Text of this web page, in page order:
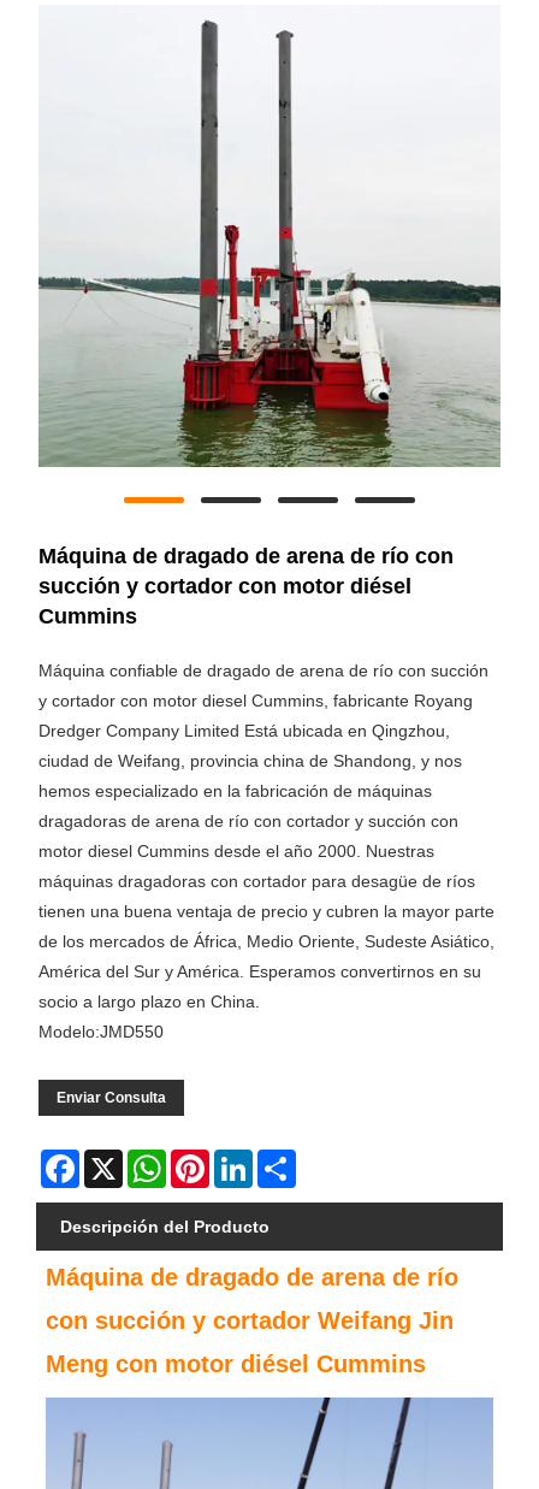
Máquina de dragado de arena de río con
succión y cortador con motor diésel
Cummins
Máquina confiable de dragado de arena de río con succión
y cortador con motor diesel Cummins, fabricante Royang
Dredger Company Limited Está ubicada en Qingzhou,
ciudad de Weifang, provincia china de Shandong, y nos
hemos especializado en la fabricación de máquinas
dragadoras de arena de río con cortador y succión con
motor diesel Cummins desde el año 2000. Nuestras
máquinas dragadoras con cortador para desagüe de ríos
tienen una buena ventaja de precio y cubren la mayor parte
de los mercados de África, Medio Oriente, Sudeste Asiático,
América del Sur y América. Esperamos convertirnos en su
socio a largo plazo en China.
Modelo:JMD550
Enviar Consulta
Facebook
X WhatsAppPinterestLinkedIn
Descripción del Producto
Máquina de dragado de arena de río
con succión y cortador Weifang Jin
Meng con motor diésel Cummins